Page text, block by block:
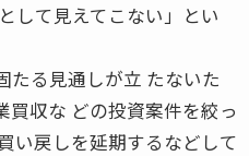
して見えてこない」とい
る見通しが立 たないた
買収な どの投資案件を絞っ
い戻しを延期するなどして